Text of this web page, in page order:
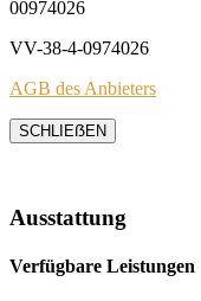
00974026
VV-38-4-0974026
AGB des Anbieters
SCHLIEẞEN
Ausstattung
Verfügbare Leistungen